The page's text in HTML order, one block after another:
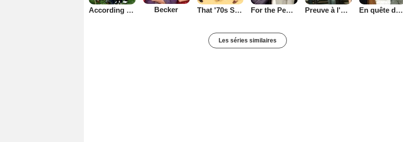
According to Jim Becker That '70s Show For the People (2002) Preuve à l'appui En quête de justice
Les séries similaires